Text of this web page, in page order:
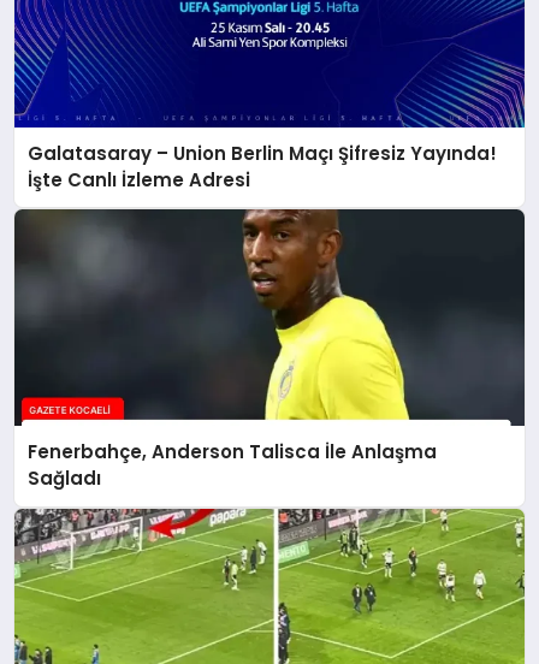
Galatasaray – Union Berlin Maçı Şifresiz Yayında!
İşte Canlı İzleme Adresi
Fenerbahçe, Anderson Talisca İle Anlaşma
Sağladı